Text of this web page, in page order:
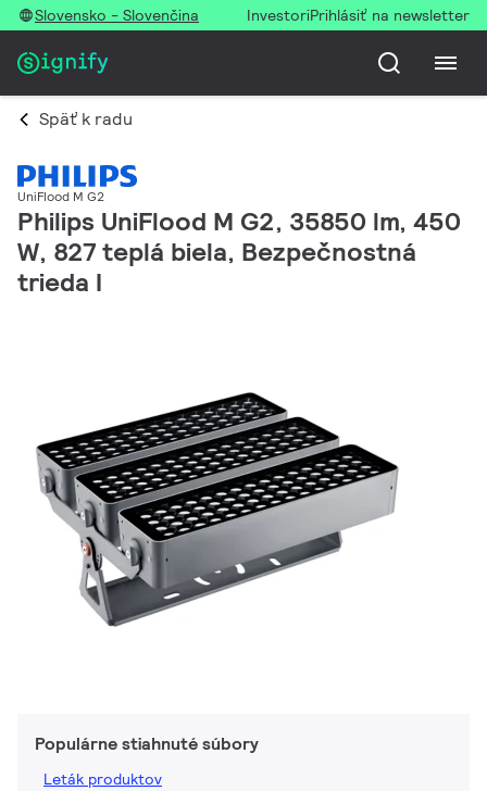
Slovensko - Slovenčina InvestoriPrihlásiť na newsletter
Späť k radu
UniFlood M G2
Philips UniFlood M G2, 35850 lm, 450
W, 827 teplá biela, Bezpečnostná
trieda I
Populárne stiahnuté súbory
Leták produktov